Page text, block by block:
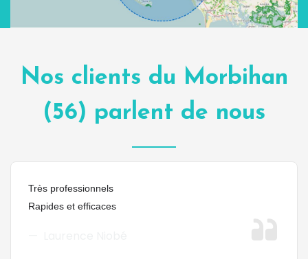
Nos clients du Morbihan
(56) parlent de nous
Très professionnels
Rapides et efficaces